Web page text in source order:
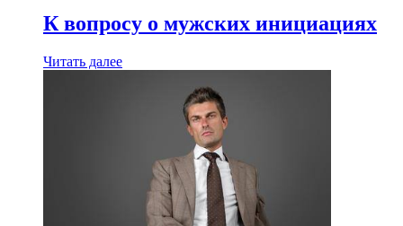
К вопросу о мужских инициациях
Читать далее